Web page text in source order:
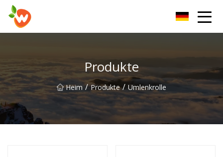
Produkte
Heim / Produkte / Umlenkrolle